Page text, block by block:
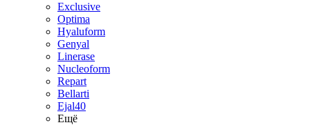
Exclusive
Optima
Hyaluform
Genyal
Linerase
Nucleoform
Repart
Bellarti
Ejal40
Ещё